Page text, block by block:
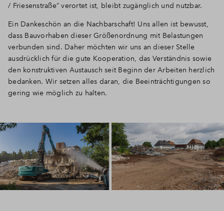
/ Friesenstraße“ verortet ist, bleibt zugänglich und nutzbar.
Ein Dankeschön an die Nachbarschaft! Uns allen ist bewusst,
dass Bauvorhaben dieser Größenordnung mit Belastungen
verbunden sind. Daher möchten wir uns an dieser Stelle
ausdrücklich für die gute Kooperation, das Verständnis sowie
den konstruktiven Austausch seit Beginn der Arbeiten herzlich
bedanken. Wir setzen alles daran, die Beeinträchtigungen so
gering wie möglich zu halten.